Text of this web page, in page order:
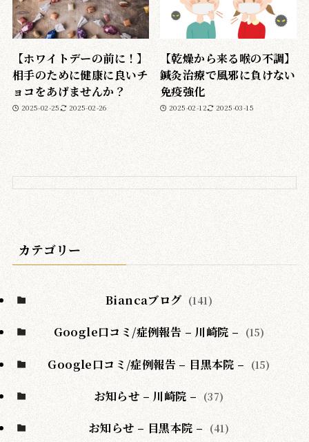
【ホワイトデーの前に！】
相手のために健康に良いチ
ョコをあげませんか？
2025-02-25 2025-02-26
【乾燥から来る喉の不調】
鍼灸治療で風邪に負けない
免疫強化
2025-02-12 2025-03-15
カテゴリー
Biancaブログ (141)
Google口コミ/症例報告 – 川崎院 – (15)
Google口コミ/症例報告 – 目黒本院 – (15)
お知らせ – 川崎院 – (37)
お知らせ – 目黒本院 – (41)